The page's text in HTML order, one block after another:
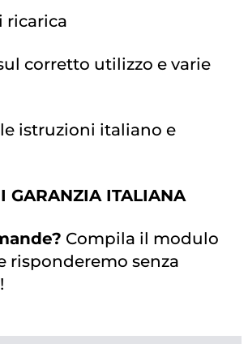
ricarica
corretto utilizzo e varie
istruzioni italiano e
GARANZIA ITALIANA
Compila il modulo
risponderemo senza